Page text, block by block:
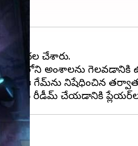
విడుదల చేశారు.
గేమ్‌లోని అంశాలను
ఈ గేమ్‌ను నిషేధించిన